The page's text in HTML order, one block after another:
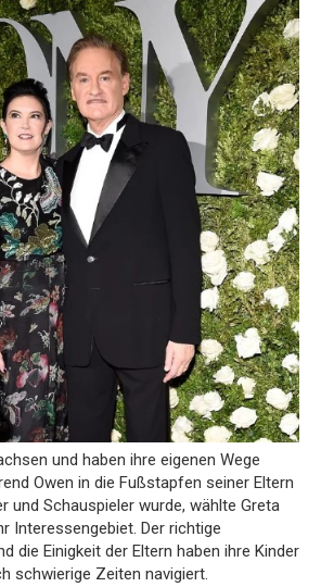
und haben ihre eigenen Wege
Owen in die Fußstapfen seiner Eltern
und Schauspieler wurde, wählte Greta
Interessengebiet. Der richtige
die Einigkeit der Eltern haben ihre Kinder
schwierige Zeiten navigiert.